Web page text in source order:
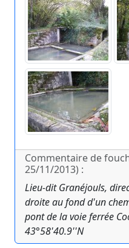
Commentaire de
25/11/2013) :
Lieu-dit Granéjouls,
droite au fond d'un
pont de la voie ferrée
43°58'40.9''N